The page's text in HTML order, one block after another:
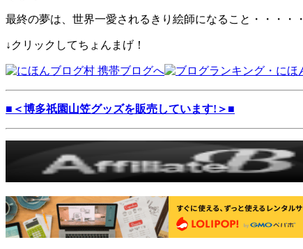
最終の夢は、世界一愛されるきり絵師になること・・・・・
↓クリックしてちょんまげ！
■＜博多祇園山笠グッズを販売しています!＞■